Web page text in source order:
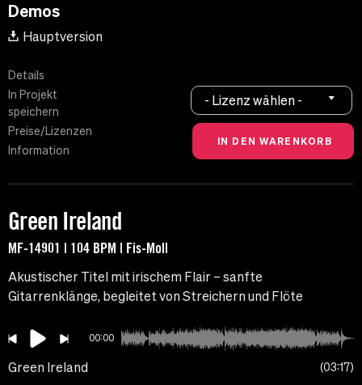
Demos
Hauptversion
Details
In Projekt
speichern
Preise/Lizenzen
Information
- Lizenz wählen -
Green Ireland
MF-14901 | 104 BPM | Fis-Moll
Akustischer Titel mit irischem Flair – sanfte
Gitarrenklänge, begleitet von Streichern und Flöte
00:00
Green Ireland 03:17